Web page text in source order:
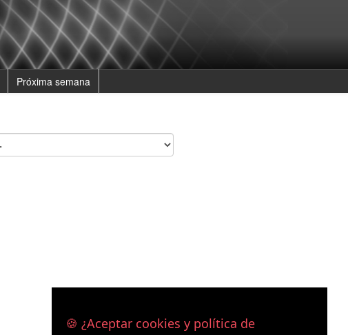
Próxima semana
🍪 ¿Aceptar cookies y política de